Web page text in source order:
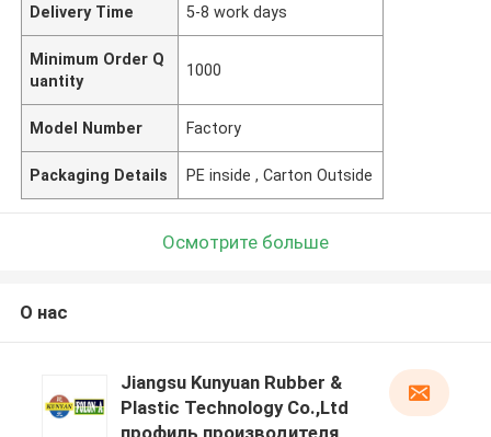
Delivery Time 5-8 work days
Minimum Order Q
uantity
1000
Model Number Factory
Packaging Details PE inside , Carton Outside
Осмотрите больше
О нас
Jiangsu Kunyuan Rubber &
Plastic Technology Co.,Ltd